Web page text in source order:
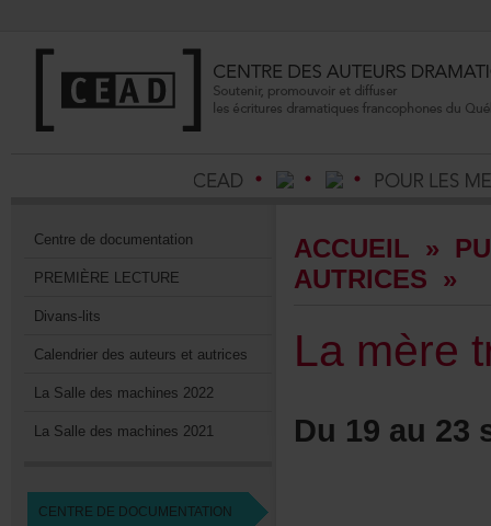
Centrededocumentation
PREMIÈRELECTURE
Divans-lits
Calendrierdesauteursetautrices
LaSalledesmachines2022
LaSalledesmachines2021
CENTREDEDOCUMENTATION
ACCUEIL »
AUTRICES »